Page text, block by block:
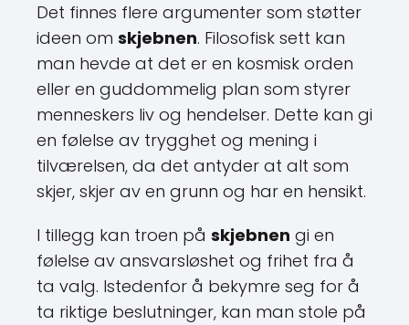
Det finnes flere argumenter som støtter
ideen om skjebnen. Filosofisk sett kan
man hevde at det er en kosmisk orden
eller en guddommelig plan som styrer
menneskers liv og hendelser. Dette kan gi
en følelse av trygghet og mening i
tilværelsen, da det antyder at alt som
skjer, skjer av en grunn og har en hensikt.
I tillegg kan troen på skjebnen gi en
følelse av ansvarsløshet og frihet fra å
ta valg. Istedenfor å bekymre seg for å
ta riktige beslutninger, kan man stole på